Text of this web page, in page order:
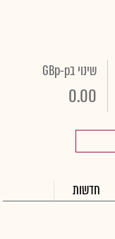
שינוי בGBp-p
0.00
חדשות